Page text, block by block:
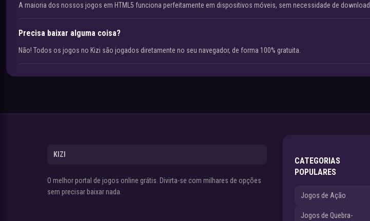
A maioria dos nossos jogos em HTML5 funciona perfeitamente em dispositivos móveis, sem necessidade de download.
Precisa baixar alguma coisa?
Não! Todos os jogos no Kizi são jogados diretamente no seu navegador, de forma 100% gratuita.
KIZI
O melhor portal de jogos online grátis. Divirta-se com milhares de opções
sem precisar baixar nada.
CATEGORIAS
POPULARES
Jogos de Ação
Jogos de Quebra-